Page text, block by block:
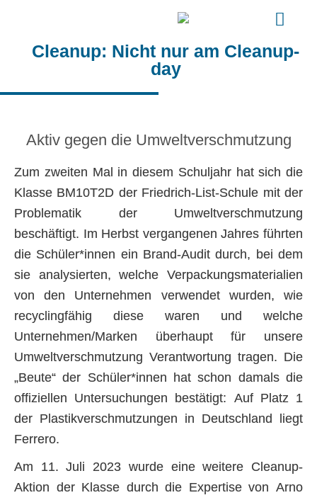
Cleanup: Nicht nur am Cleanup-
day
Aktiv gegen die Umweltverschmutzung
Zum zweiten Mal in diesem Schuljahr hat sich die
Klasse BM10T2D der Friedrich-List-Schule mit der
Problematik der Umweltverschmutzung
beschäftigt. Im Herbst vergangenen Jahres führten
die Schüler*innen ein Brand-Audit durch, bei dem
sie analysierten, welche Verpackungsmaterialien
von den Unternehmen verwendet wurden, wie
recyclingfähig diese waren und welche
Unternehmen/Marken überhaupt für unsere
Umweltverschmutzung Verantwortung tragen. Die
„Beute“ der Schüler*innen hat schon damals die
offiziellen Untersuchungen bestätigt: Auf Platz 1
der Plastikverschmutzungen in Deutschland liegt
Ferrero.
Am 11. Juli 2023 wurde eine weitere Cleanup-
Aktion der Klasse durch die Expertise von Arno